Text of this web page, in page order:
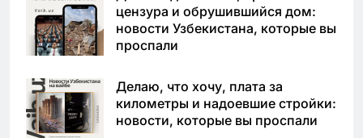
цензура и обрушившийся дом:
новости Узбекистана, которые вы
проспали
Делаю, что хочу, плата за
километры и надоевшие стройки:
новости, которые вы проспали